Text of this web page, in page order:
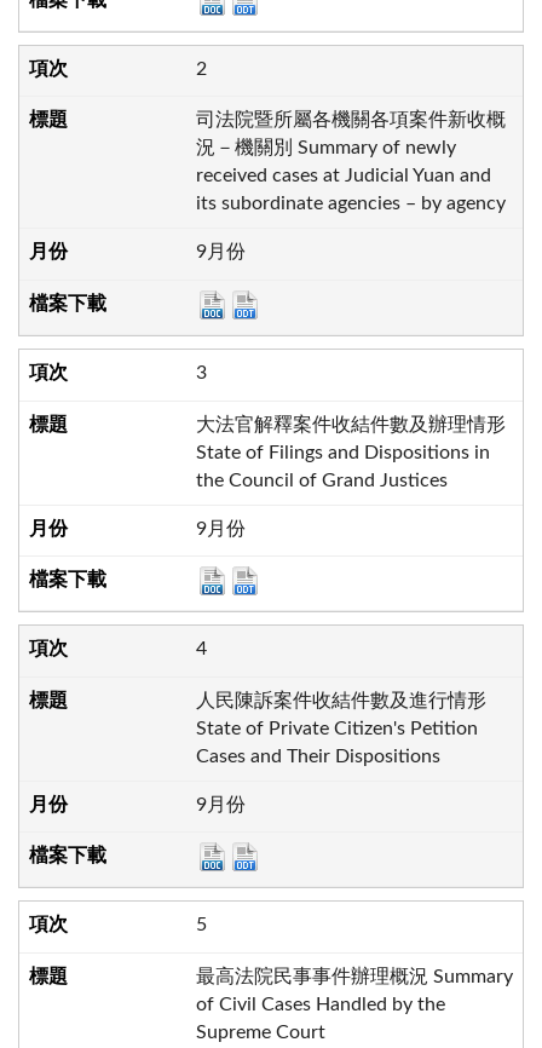
2
司法院暨所屬各機關各項案件新收概
況－機關別 Summary of newly
received cases at Judicial Yuan and
its subordinate agencies – by agency
9月份
3
大法官解釋案件收結件數及辦理情形
State of Filings and Dispositions in
the Council of Grand Justices
9月份
4
人民陳訴案件收結件數及進行情形
State of Private Citizen's Petition
Cases and Their Dispositions
9月份
5
最高法院民事事件辦理概況 Summary
of Civil Cases Handled by the
Supreme Court